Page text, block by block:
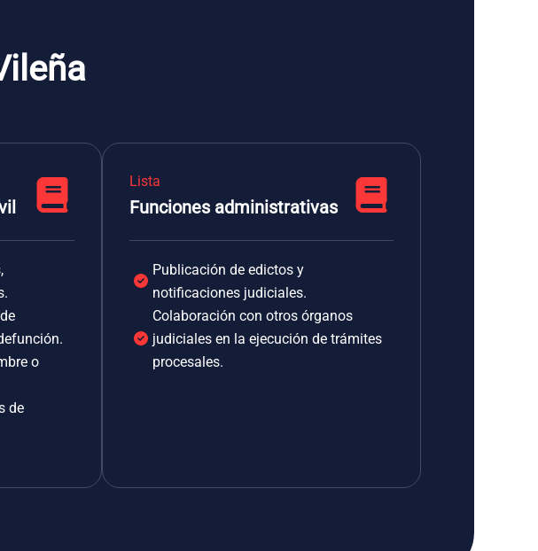
o
de
Lista
Funciones administrativas
Publicación de edictos y
notificaciones judiciales.
Colaboración con otros órganos
judiciales en la ejecución de trámites
procesales.